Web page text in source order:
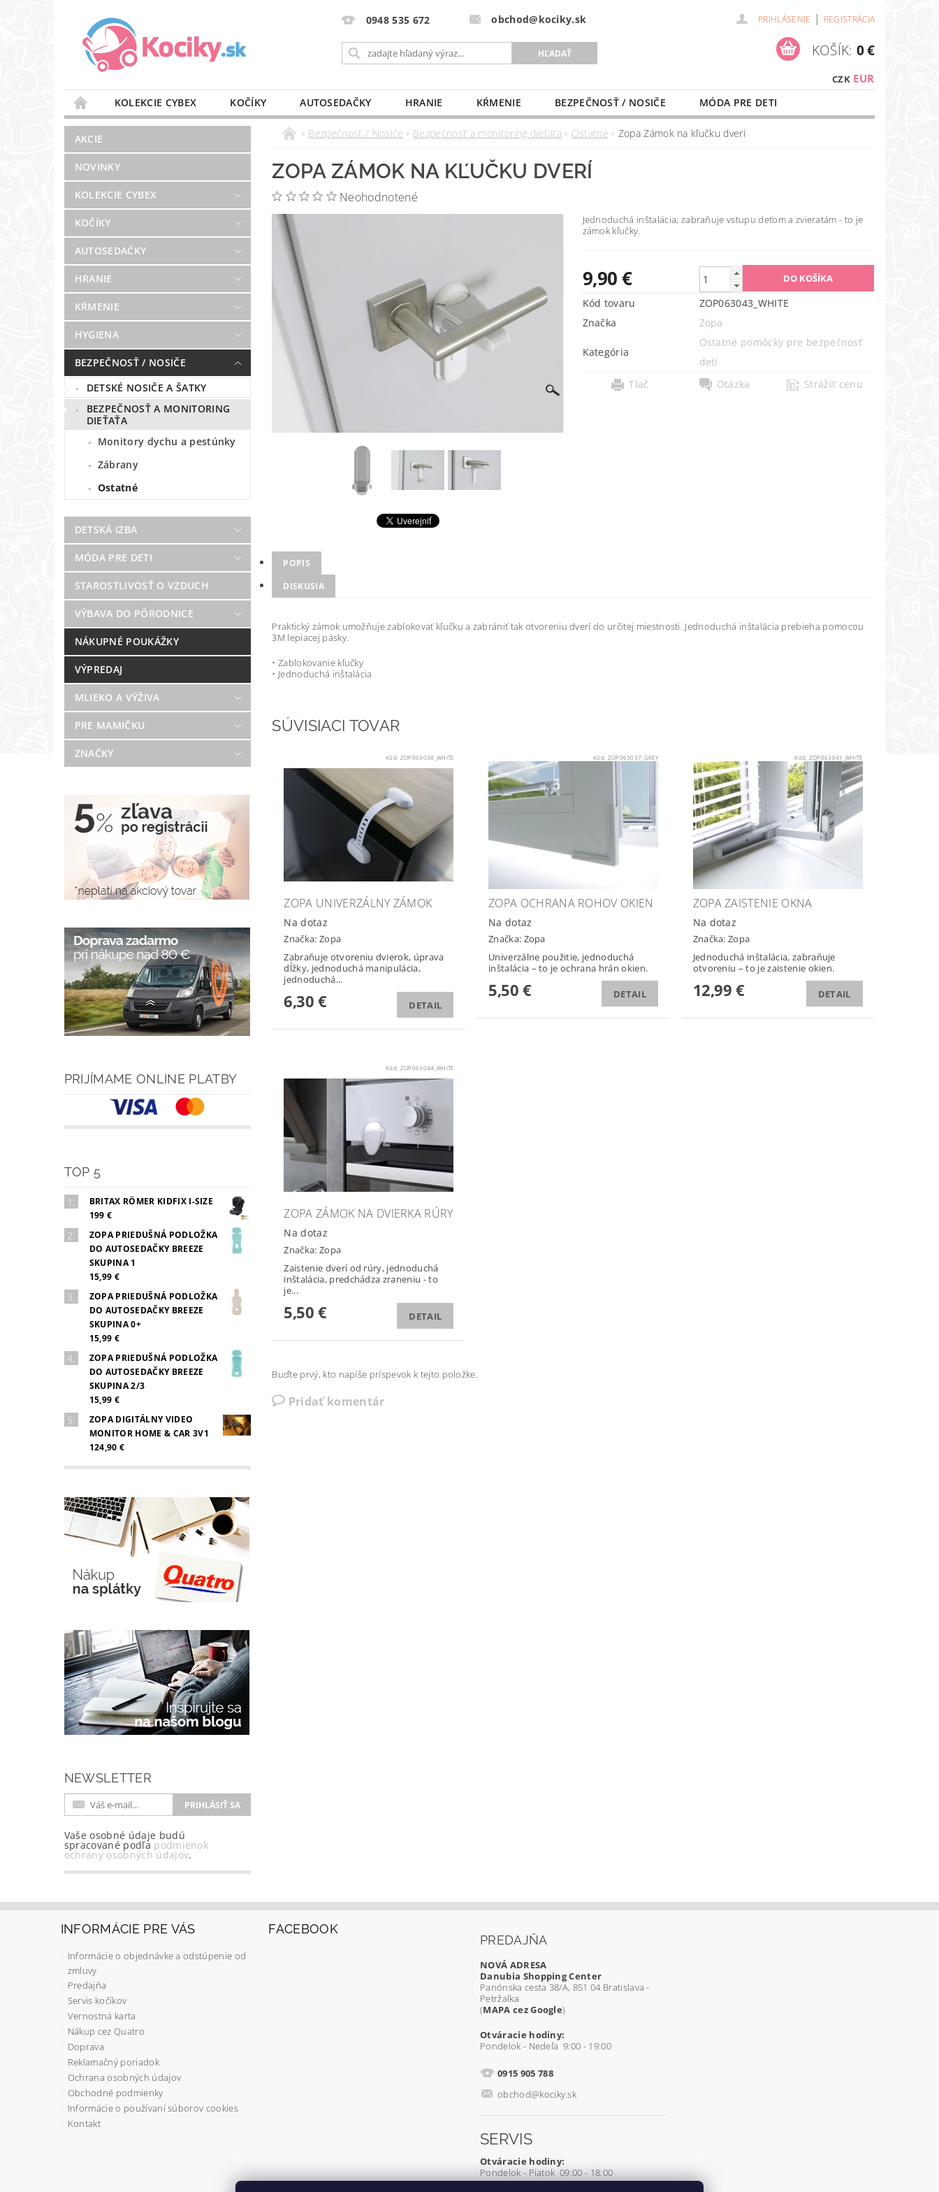
0948 535 672 obchod@kociky.sk PRIHLÁSENIE | REGISTRÁCIA
CZK EUR
KOŠÍK: 0 €
KOLEKCIE CYBEX KOČÍKY AUTOSEDAČKY HRANIE KŔMENIE BEZPEČNOSŤ / NOSIČE
MÓDA PRE DETI
STAROSTLIVOSŤ O VZDUCH
VÝBAVA DO PÔRODNICE MLIEKO A VÝŽIVA PRE MAMIČKU NAŠE SLUŽBY
O NÁKUPE
BLOG
PREDAJŇA KONTAKT
AKCIE
NOVINKY
KOLEKCIE CYBEX
KOČÍKY
AUTOSEDAČKY
HRANIE
KŔMENIE
HYGIENA
BEZPEČNOSŤ / NOSIČE
DETSKÉ NOSIČE A ŠATKY
BEZPEČNOSŤ A MONITORING
DIEŤAŤA
Monitory dychu a pestúnky
Zábrany
Ostatné
DETSKÁ IZBA
MÓDA PRE DETI
STAROSTLIVOSŤ O VZDUCH
VÝBAVA DO PÔRODNICE
NÁKUPNÉ POUKÁŽKY
VÝPREDAJ
MLIEKO A VÝŽIVA
PRE MAMIČKU
ZNAČKY
PRIJÍMAME ONLINE PLATBY
TOP 5
BRITAX RÖMER KIDFIX I-SIZE
199 €
ZOPA PRIEDUŠNÁ PODLOŽKA
DO AUTOSEDAČKY BREEZE
SKUPINA 1
15,99 €
ZOPA PRIEDUŠNÁ PODLOŽKA
DO AUTOSEDAČKY BREEZE
SKUPINA 0+
15,99 €
ZOPA PRIEDUŠNÁ PODLOŽKA
DO AUTOSEDAČKY BREEZE
SKUPINA 2/3
15,99 €
ZOPA DIGITÁLNY VIDEO
MONITOR HOME & CAR 3V1
124,90 €
NEWSLETTER
Vaše osobné údaje budú
spracované podľa podmienok
ochrany osobných údajov.
Bezpečnosť / Nosiče Bezpečnosť a monitoring dieťaťa Ostatné Zopa Zámok na kľučku dverí
ZOPA ZÁMOK NA KĽUČKU DVERÍ
Neohodnotené
Jednoduchá inštalácia, zabraňuje vstupu deťom a zvieratám - to je
zámok kľučky.
9,90 €
Kód tovaru
ZOP063043_WHITE
Značka
Zopa
Kategória
Ostatné pomôcky pre bezpečnosť
detí
Tlač
Otázka Strážiť cenu
POPIS
DISKUSIA
Praktický zámok umožňuje zablokovať kľučku a zabrániť tak otvoreniu dverí do určitej miestnosti. Jednoduchá inštalácia prebieha pomocou
3M lepiacej pásky.
• Zablokovanie kľučky
• Jednoduchá inštalácia
SÚVISIACI TOVAR
Kód: ZOP063038_WHITE
ZOPA UNIVERZÁLNY ZÁMOK
Na dotaz
Značka: Zopa
Zabraňuje otvoreniu dvierok, úprava
dĺžky, jednoduchá manipulácia,
jednoduchá...
6,30 € DETAIL
Kód: ZOP063037_GREY
ZOPA OCHRANA ROHOV OKIEN
Na dotaz
Značka: Zopa
Univerzálne použitie, jednoduchá
inštalácia – to je ochrana hrán okien.
5,50 € DETAIL
Kód: ZOP063041_WHITE
ZOPA ZAISTENIE OKNA
Na dotaz
Značka:Zopa
Jednoduchá inštalácia, zabraňuje
otvoreniu – to je zaistenie okien.
12,99 € DETAIL
Kód: ZOP063044_WHITE
ZOPA ZÁMOK NA DVIERKA RÚRY
Na dotaz
Značka: Zopa
Zaistenie dverí od rúry, jednoduchá
inštalácia, predchádza zraneniu - to
je...
5,50 € DETAIL
Buďte prvý, kto napíše príspevok k tejto položke.
Pridať komentár
INFORMÁCIE PRE VÁS
Informácie o objednávke a odstúpenie od
zmluvy
Predajňa
Servis kočíkov
Vernostná karta
Nákup cez Quatro
Doprava
Reklamačný poriadok
Ochrana osobných údajov
Obchodné podmienky
Informácie o používaní súborov cookies
Kontakt
FACEBOOK
PREDAJŇA
NOVÁ ADRESA
Danubia Shopping Center
Panónska cesta 38/A, 851 04 Bratislava -
Petržalka
(MAPA cez Google)
Otváracie hodiny:
Pondelok - Nedeľa 9:00 - 19:00
0915 905 788
obchod@kociky.sk
SERVIS
Otváracie hodiny:
Pondelok - Piatok 09:00 - 18:00